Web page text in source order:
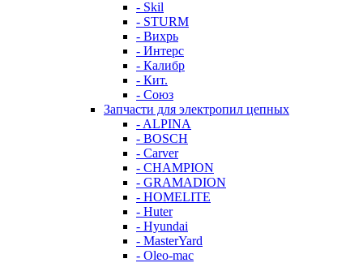
- Skil
- STURM
- Вихрь
- Интерс
- Калибр
- Кит.
- Союз
Запчасти для электропил цепных
- ALPINA
- BOSCH
- Carver
- CHAMPION
- GRAMADION
- HOMELITE
- Huter
- Hyundai
- MasterYard
- Oleo-mac